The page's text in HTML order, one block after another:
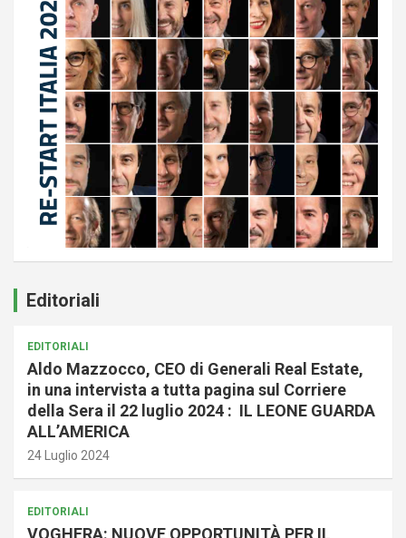
Editoriali
EDITORIALI
Aldo Mazzocco, CEO di Generali Real Estate,
in una intervista a tutta pagina sul Corriere
della Sera il 22 luglio 2024 : IL LEONE GUARDA
ALL’AMERICA
24 Luglio 2024
EDITORIALI
VOGHERA: NUOVE OPPORTUNITÀ PER IL